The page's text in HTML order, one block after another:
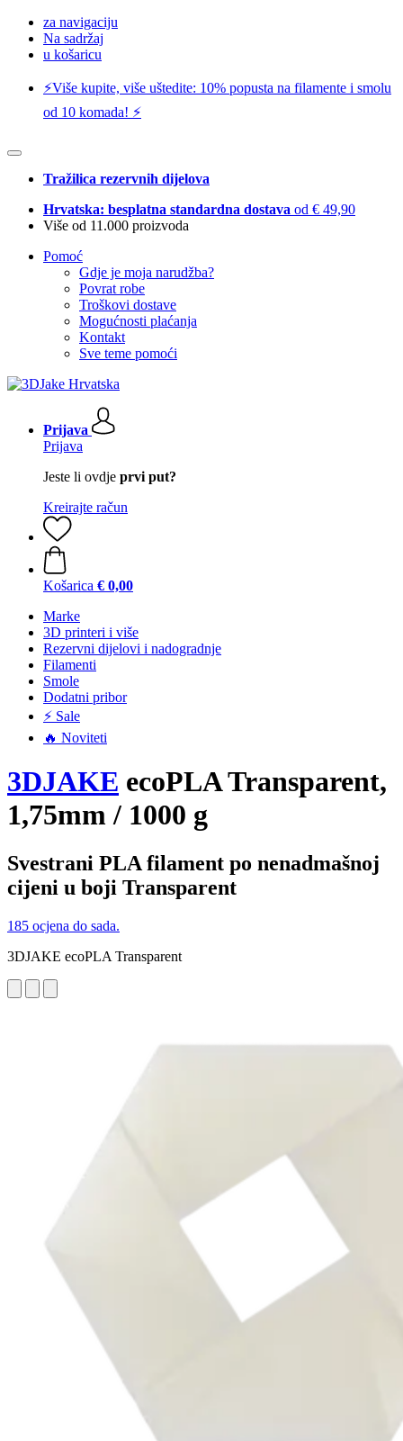
za navigaciju
Na sadržaj
u košaricu
⚡️Više kupite, više uštedite: 10% popusta na filamente i smolu
od 10 komada! ⚡️
Tražilica rezervnih dijelova
Hrvatska: besplatna standardna dostava od € 49,90
Više od 11.000 proizvoda
Pomoć
Gdje je moja narudžba?
Povrat robe
Troškovi dostave
Mogućnosti plaćanja
Kontakt
Sve teme pomoći
Prijava
Prijava
Jeste li ovdje prvi put?
Kreirajte račun
Košarica € 0,00
Marke
3D printeri i više
Rezervni dijelovi i nadogradnje
Filamenti
Smole
Dodatni pribor
⚡ Sale
🔥 Noviteti
3DJAKE ecoPLA Transparent,
1,75mm / 1000 g
Svestrani PLA filament po nenadmašnoj
cijeni u boji Transparent
185 ocjena do sada.
3DJAKE ecoPLA Transparent